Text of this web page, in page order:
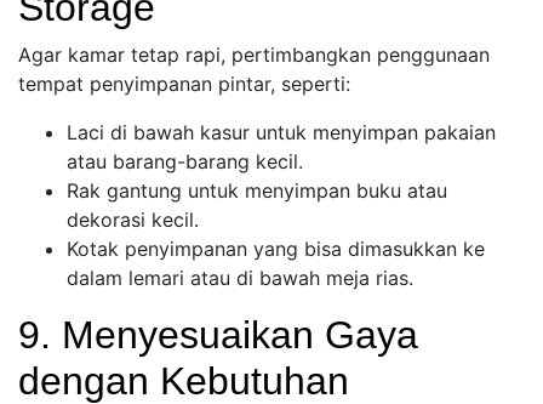
Agar kamar tetap rapi, pertimbangkan penggunaan
tempat penyimpanan pintar, seperti:
Laci di bawah kasur untuk menyimpan pakaian
atau barang-barang kecil.
Rak gantung untuk menyimpan buku atau
dekorasi kecil.
Kotak penyimpanan yang bisa dimasukkan ke
dalam lemari atau di bawah meja rias.
9. Menyesuaikan Gaya
dengan Kebutuhan